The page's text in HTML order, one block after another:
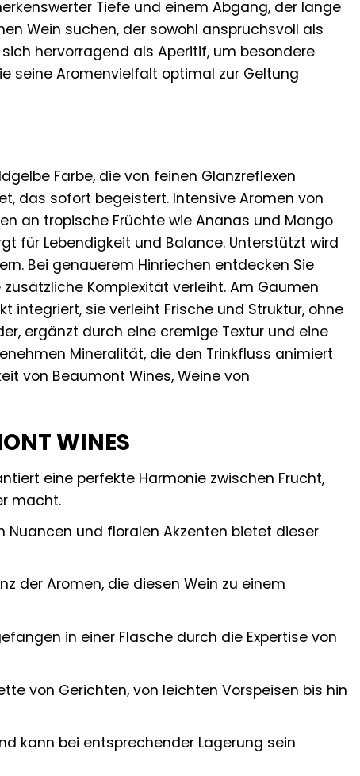
Tiefe und einem Abgang, der lange
Wein suchen, der sowohl anspruchsvoll als
hervorragend als Aperitif, um besondere
seine Aromenvielfalt optimal zur Geltung
Farbe, die von feinen Glanzreflexen
das sofort begeistert. Intensive Aromen von
an tropische Früchte wie Ananas und Mango
für Lebendigkeit und Balance. Unterstützt wird
Bei genauerem Hinriechen entdecken Sie
Komplexität verleiht. Am Gaumen
integriert, sie verleiht Frische und Struktur, ohne
ergänzt durch eine cremige Textur und eine
Mineralität, die den Trinkfluss animiert
von Beaumont Wines, Weine von
WINES
eine perfekte Harmonie zwischen Frucht,
macht.
und floralen Akzenten bietet dieser
der Aromen, die diesen Wein zu einem
in einer Flasche durch die Expertise von
von Gerichten, von leichten Vorspeisen bis hin
kann bei entsprechender Lagerung sein